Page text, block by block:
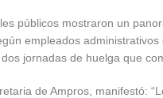
públicos mostraron un
empleados
jornadas de huelga que
de Ampros, manifestó: